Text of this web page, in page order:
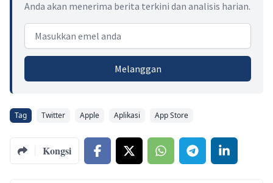
Anda akan menerima berita terkini dan analisis harian.
Email address
Melanggan
Tag Twitter Apple Aplikasi App Store
Kongsi